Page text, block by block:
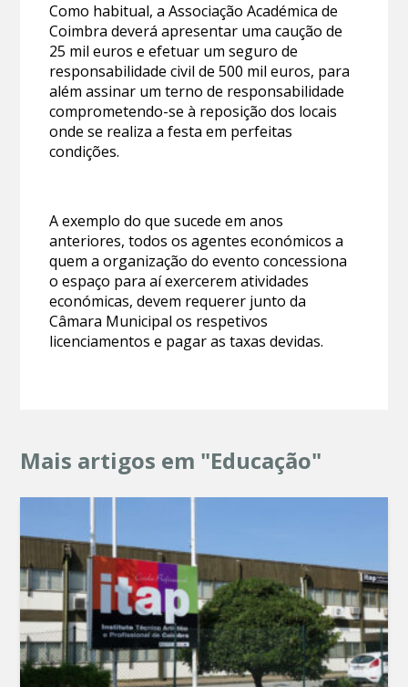
Como habitual, a Associação Académica de
Coimbra deverá apresentar uma caução de
25 mil euros e efetuar um seguro de
responsabilidade civil de 500 mil euros, para
além assinar um terno de responsabilidade
comprometendo-se à reposição dos locais
onde se realiza a festa em perfeitas
condições.
A exemplo do que sucede em anos
anteriores, todos os agentes económicos a
quem a organização do evento concessiona
o espaço para aí exercerem atividades
económicas, devem requerer junto da
Câmara Municipal os respetivos
licenciamentos e pagar as taxas devidas.
Mais artigos em "Educação"